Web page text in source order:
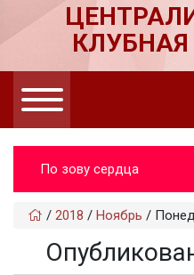
По зову сердца
/ 2018 / Ноябрь /